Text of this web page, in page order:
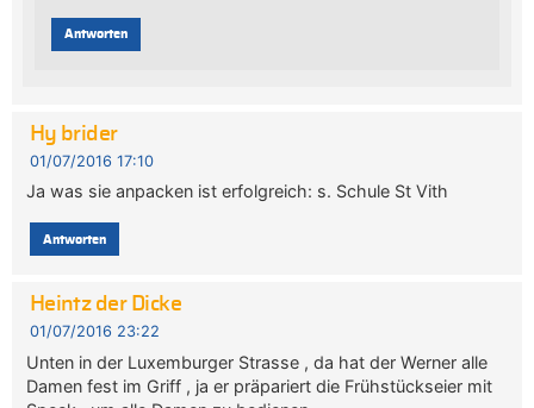
Antworten
Hy brider
01/07/2016 17:10
Ja was sie anpacken ist erfolgreich: s. Schule St Vith
Antworten
Heintz der Dicke
01/07/2016 23:22
Unten in der Luxemburger Strasse , da hat der Werner alle
Damen fest im Griff , ja er präpariert die Frühstückseier mit